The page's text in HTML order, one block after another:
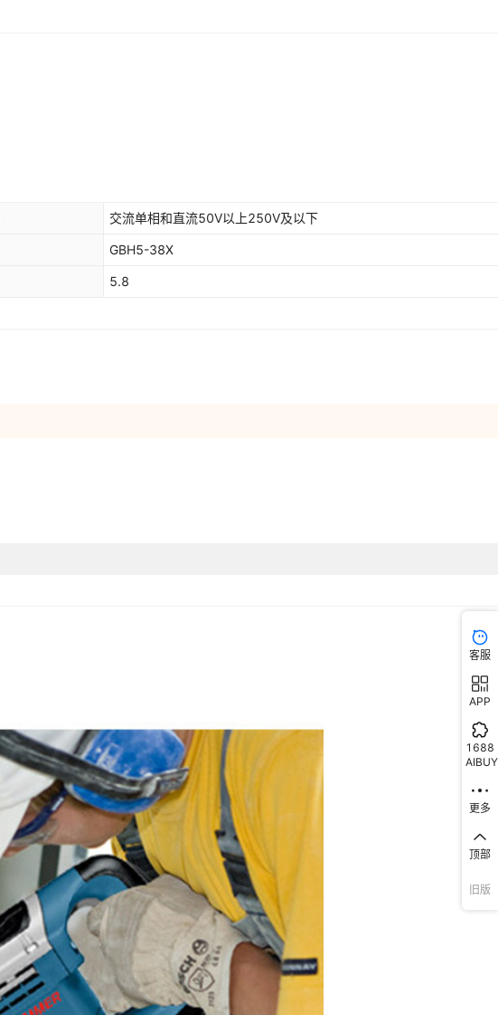
交流单相和直流50V以上250V及以下
GBH5-38X
5.8
客服
APP
1688
AIBUY
更多
顶部
旧版